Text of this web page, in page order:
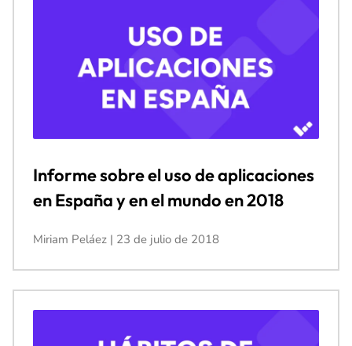
Informe sobre el uso de aplicaciones
en España y en el mundo en 2018
Miriam Peláez 23 de julio de 2018